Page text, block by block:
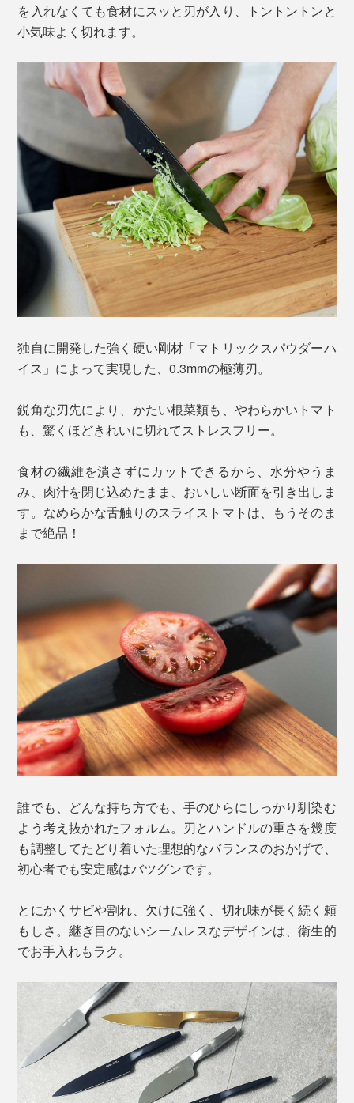
を入れなくても食材にスッと刃が入り、トントントンと
小気味よく切れます。
独自に開発した強く硬い剛材「マトリックスパウダーハ
イス」によって実現した、0.3mmの極薄刃。
鋭角な刃先により、かたい根菜類も、やわらかいトマト
も、驚くほどきれいに切れてストレスフリー。
食材の繊維を潰さずにカットできるから、水分やうま
み、肉汁を閉じ込めたまま、おいしい断面を引き出しま
す。なめらかな舌触りのスライストマトは、もうそのま
まで絶品！
誰でも、どんな持ち方でも、手のひらにしっかり馴染む
よう考え抜かれたフォルム。刃とハンドルの重さを幾度
も調整してたどり着いた理想的なバランスのおかげで、
初心者でも安定感はバツグンです。
とにかくサビや割れ、欠けに強く、切れ味が長く続く頼
もしさ。継ぎ目のないシームレスなデザインは、衛生的
でお手入れもラク。